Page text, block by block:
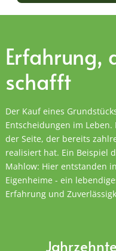
Erfahrung,
schafft
Der Kauf eines
Entscheidungen im
der Seite, der bereits
realisiert hat. Ein Beispiel
Mahlow: Hier entstanden
Eigenheime - ein
Erfahrung und